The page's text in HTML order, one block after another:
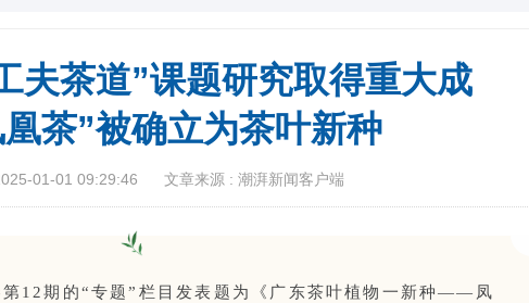
夫茶道”课题研究取得重大成
茶”被确立为茶叶新种
01-01 09:29:46 文章来源 : 潮湃新闻客户端
第12期的“专题”栏目发表题为《广东茶叶植物一新种——凤